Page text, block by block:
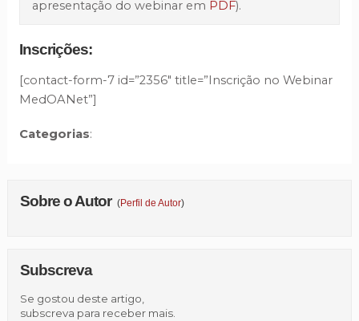
apresentação do webinar em PDF).
Inscrições:
[contact-form-7 id=”2356″ title=”Inscrição no Webinar
MedOANet”]
Categorias:
Sobre o Autor (Perfil de Autor)
Subscreva
Se gostou deste artigo,
subscreva para receber mais.